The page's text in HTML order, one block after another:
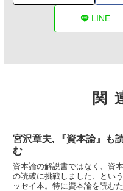
LINE
関
宮沢章夫, 『資本論』も
む
資本論の解説書ではなく、資
の読破に挑戦しました、とい
ッセイ本。特に資本論を読むた